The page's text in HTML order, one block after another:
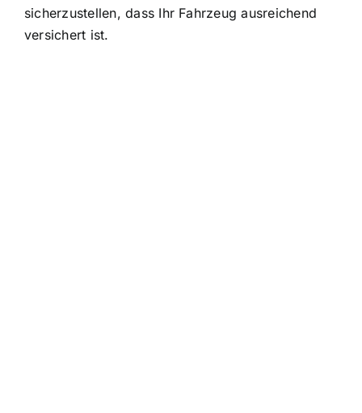
sicherzustellen, dass Ihr Fahrzeug ausreichend
versichert ist.